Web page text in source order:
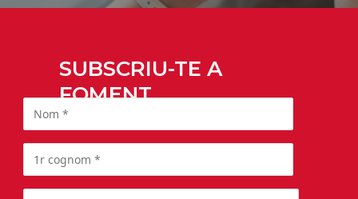
SUBSCRIU-TE A
FOMENT